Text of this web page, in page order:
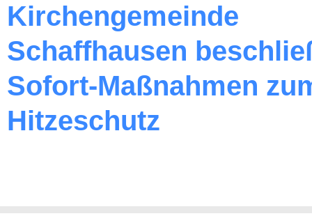
Kirchengemeinde
Schaffhausen
Sofort-Maßnahmen
Hitzeschutz